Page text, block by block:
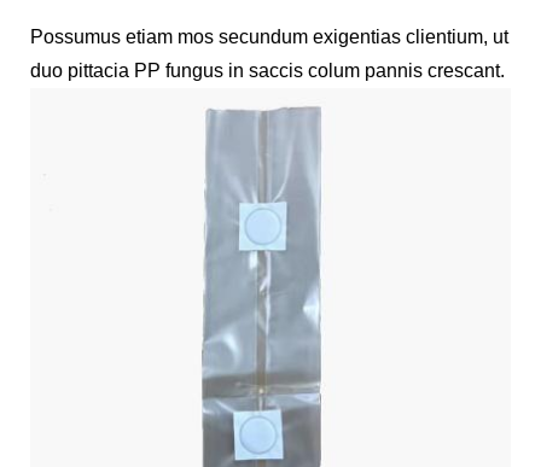
Possumus etiam mos secundum exigentias clientium, ut
duo pittacia PP fungus in saccis colum pannis crescant.